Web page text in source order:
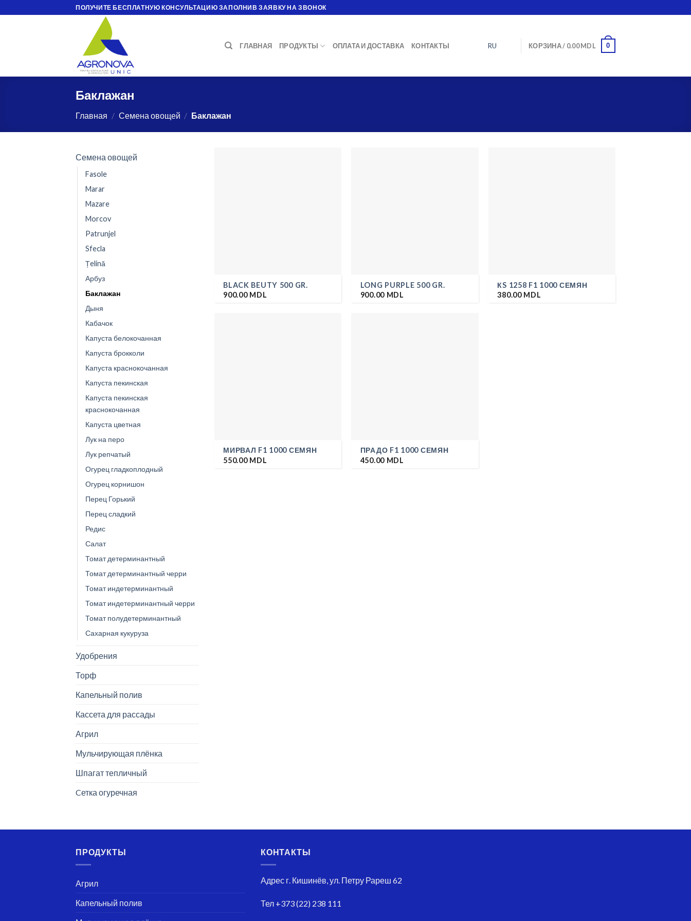
ПОЛУЧИТЕ БЕСПЛАТНУЮ КОНСУЛЬТАЦИЮ ЗАПОЛНИВ ЗАЯВКУ НА ЗВОНОК
ГЛАВНАЯ ПРОДУКТЫ ОПЛАТА И ДОСТАВКА КОНТАКТЫ RU КОРЗИНА / 0.00MDL 0
Баклажан
Главная / Семена овощей / Баклажан
Семена овощей
Fasole
Marar
Mazare
Morcov
Patrunjel
Sfecla
Țelină
Арбуз
Баклажан
Дыня
Кабачок
Капуста белокочанная
Капуста брокколи
Капуста краснокочанная
Капуста пекинская
Капуста пекинская
краснокочанная
Капуста цветная
Лук на перо
Лук репчатый
Огурец гладкоплодный
Огурец корнишон
Перец Горький
Перец сладкий
Редис
Салат
Томат детерминантный
Томат детерминантный черри
Томат индетерминантный
Томат индетерминантный черри
Томат полудетерминантный
Сахарная кукуруза
Удобрения
Торф
Капельный полив
Кассета для рассады
Агрил
Мульчирующая плёнка
Шпагат тепличный
Cетка огуречная
BLACK BEUTY 500 GR.
900.00 MDL
LONG PURPLE 500 GR.
900.00 MDL
КS 1258 F1 1000 СЕМЯН
380.00 MDL
МИРВАЛ F1 1000 СЕМЯН
550.00 MDL
ПРАДО F1 1000 СЕМЯН
450.00 MDL
ПРОДУКТЫ
Агрил
Капельный полив
КОНТАКТЫ
Адрес г. Кишинёв, ул. Петру Рареш 62
Тел +373 (22) 238 111